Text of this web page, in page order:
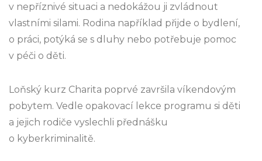
v nepříznivé situaci a nedokážou ji zvládnout
vlastními silami. Rodina například přijde o bydlení,
o práci, potýká se s dluhy nebo potřebuje pomoc
v péči o děti.
Loňský kurz Charita poprvé završila víkendovým
pobytem. Vedle opakovací lekce programu si děti
a jejich rodiče vyslechli přednášku
o kyberkriminalitě.